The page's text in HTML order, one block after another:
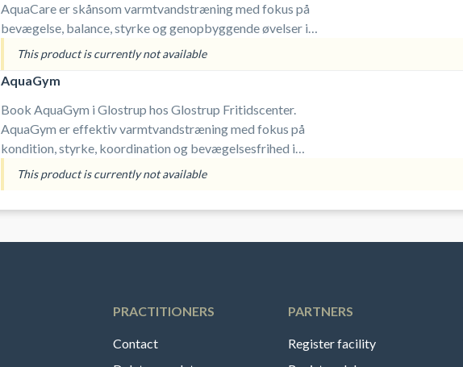
AquaCare er skånsom varmtvandstræning med fokus på
bevægelse, balance, styrke og genopbyggende øvelser i
vand. Holdet er for alle, men særligt velegnet til dig med
nedsat fysisk funktionsevne, som ønsker lavintensiv
træning i varmt vand.
This product is currently not available
AquaGym
Book AquaGym i Glostrup hos Glostrup Fritidscenter.
AquaGym er effektiv varmtvandstræning med fokus på
kondition, styrke, koordination og bevægelsesfrihed i
vand. Holdet er for alle, da du selv sætter tempoet, og det
er særligt velegnet til dig, som ønsker udfordrende
træning i varmt vand – også hvis du har fysiske skavanker.
This product is currently not available
PRACTITIONERS
Contact
PARTNERS
Register facility